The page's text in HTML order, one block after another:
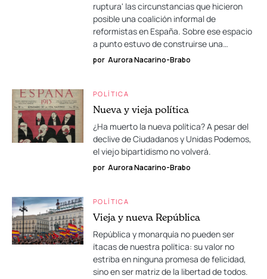
ruptura' las circunstancias que hicieron
posible una coalición informal de
reformistas en España. Sobre ese espacio
a punto estuvo de construirse una…
por Aurora Nacarino-Brabo
POLÍTICA
Nueva y vieja política
¿Ha muerto la nueva política? A pesar del
declive de Ciudadanos y Unidas Podemos,
el viejo bipartidismo no volverá.
por Aurora Nacarino-Brabo
POLÍTICA
Vieja y nueva República
República y monarquía no pueden ser
ítacas de nuestra política: su valor no
estriba en ninguna promesa de felicidad,
sino en ser matriz de la libertad de todos.